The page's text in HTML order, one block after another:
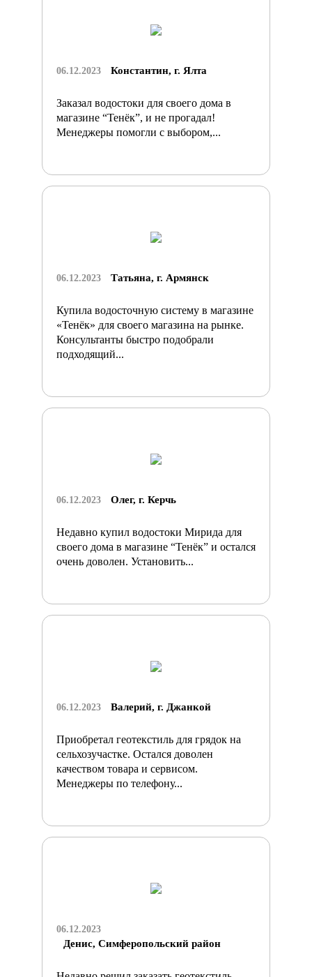
06.12.2023 Константин, г. Ялта
Заказал водостоки для своего дома в
магазине “Тенёк”, и не прогадал!
Менеджеры помогли с выбором,...
06.12.2023 Татьяна, г. Армянск
Купила водосточную систему в магазине
«Тенёк» для своего магазина на рынке.
Консультанты быстро подобрали
подходящий...
06.12.2023 Олег, г. Керчь
Недавно купил водостоки Мирида для
своего дома в магазине “Тенёк” и остался
очень доволен. Установить...
06.12.2023 Валерий, г. Джанкой
Приобретал геотекстиль для грядок на
сельхозучастке. Остался доволен
качеством товара и сервисом.
Менеджеры по телефону...
06.12.2023
Денис, Симферопольский район